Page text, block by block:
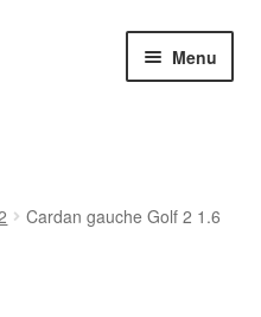
Menu
Cardan gauche Golf 2 1.6